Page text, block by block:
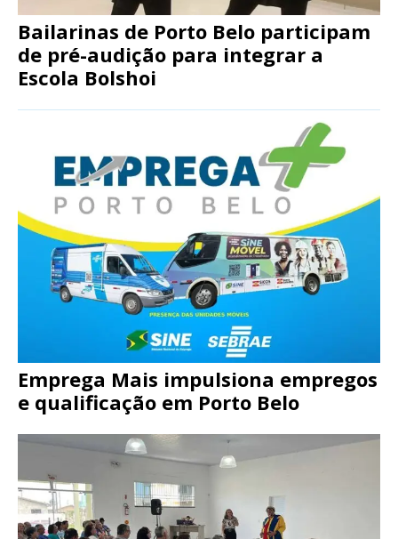
Bailarinas de Porto Belo participam
de pré-audição para integrar a
Escola Bolshoi
Emprega Mais impulsiona empregos
e qualificação em Porto Belo